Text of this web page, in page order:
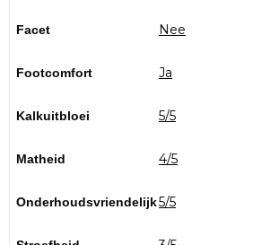
Facet Nee
Footcomfort Ja
Kalkuitbloei 5/5
Matheid 4/5
Onderhoudsvriendelijk5/5